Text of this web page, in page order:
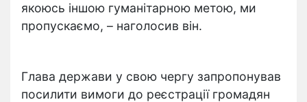
якоюсь іншою гуманітарною метою, ми
пропускаємо, – наголосив він.
Глава держави у свою чергу запропонував
посилити вимоги до реєстрації громадян